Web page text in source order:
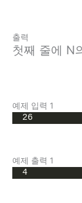
출력
첫째 줄에 N
예제 입력 1
26
예제 출력 1
4